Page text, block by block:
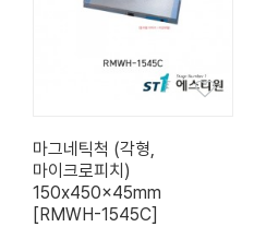
마그네틱척 (각형,
마이크로피치)
150x450x45mm
[RMWH-1545C]